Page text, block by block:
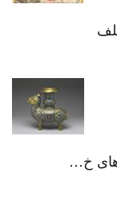
های خ…